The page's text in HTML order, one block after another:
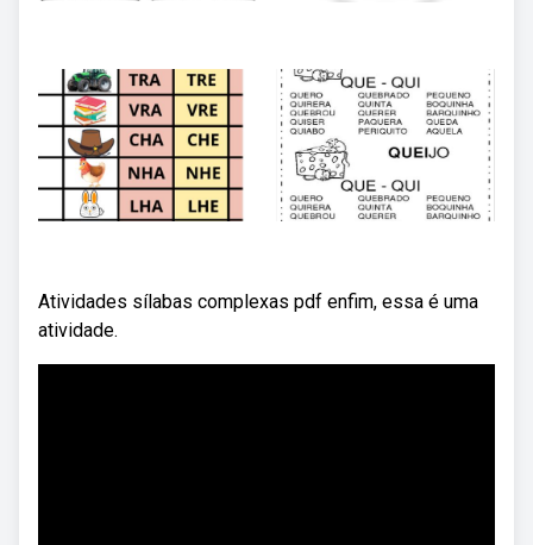
Atividades sílabas complexas pdf enfim, essa é uma
atividade.